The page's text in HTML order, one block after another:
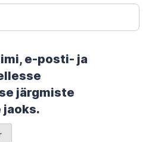
e-posti- ja
järgmiste
jaoks.